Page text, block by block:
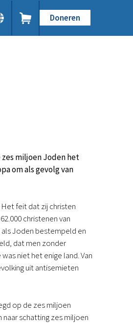
Doneren
miljoen Joden het
om als gevolg van
feit dat zij christen
christenen van
Joden bestempeld en
dat men zonder
niet het enige land. Van
uit antisemieten
op de zes miljoen
schatting zes miljoen
Doneer
Bid mee
Voor jou
Kennisbank
Podcast
Magazine
Digitale nieuwsbrief
Agenda
Het Studiehuis (cursus)
Webshop